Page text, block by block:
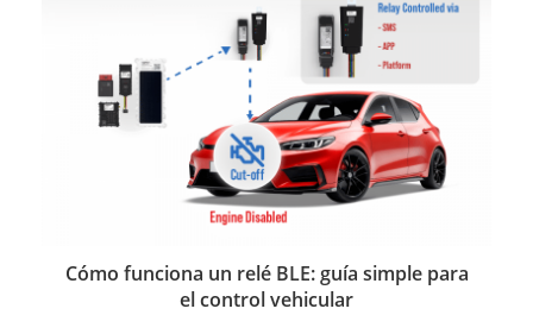
Cómo funciona un relé BLE: guía simple para
el control vehicular